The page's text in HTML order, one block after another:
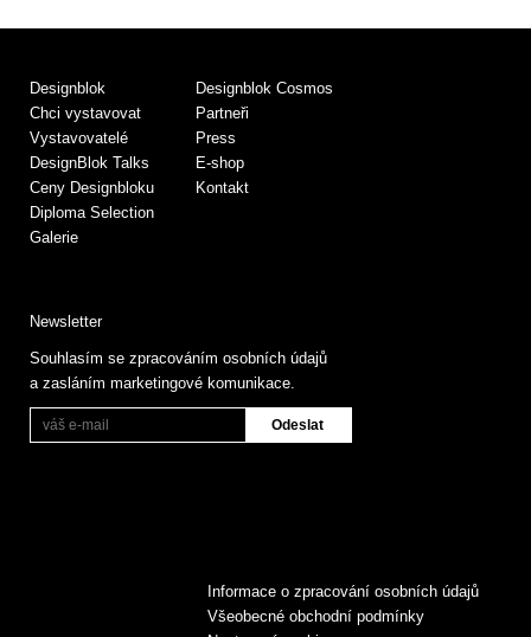
Designblok
Chci vystavovat
Vystavovatelé
DesignBlok Talks
Ceny Designbloku
Diploma Selection
Galerie
Designblok Cosmos
Partneři
Press
E-shop
Kontakt
Newsletter
Souhlasím se zpracováním osobních údajů
a zasláním marketingové komunikace.
Informace o zpracování osobních údajů
Všeobecné obchodní podmínky